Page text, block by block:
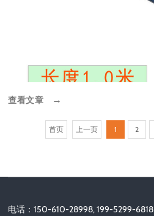
查看文章 →
首页 上一页 1 2
电话：150-610-28998, 199-5299-6818